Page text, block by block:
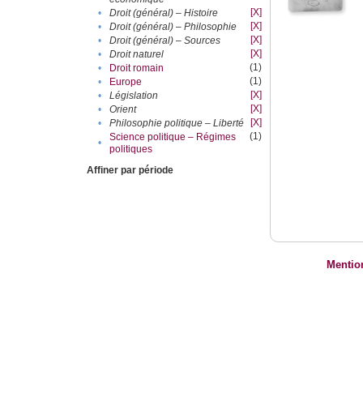
• Droit (général) – Histoire
[X]
•
Droit (général) – Philosophie
[X]
•
Droit (général) – Sources
[X]
•
Droit naturel
[X]
•
Droit romain
(1)
•
Europe
(1)
•
Législation
[X]
•
Orient
[X]
•
Philosophie politique – Liberté
[X]
•
Science politique – Régimes
politiques
(1)
Affiner par période